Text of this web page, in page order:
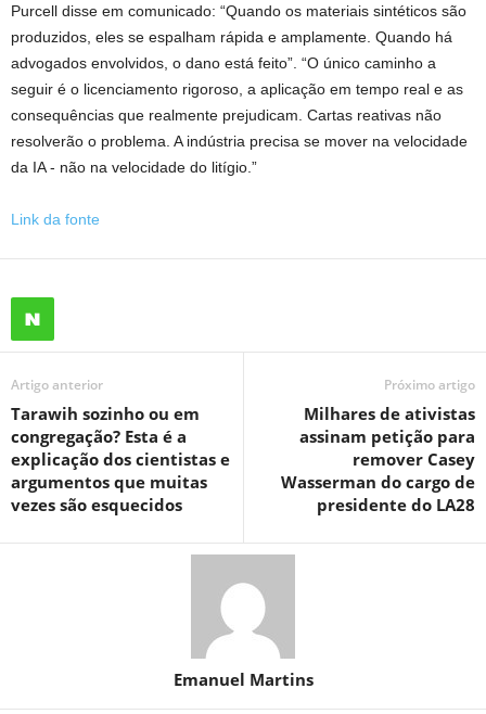
Purcell disse em comunicado: “Quando os materiais sintéticos são
produzidos, eles se espalham rápida e amplamente. Quando há
advogados envolvidos, o dano está feito”. “O único caminho a
seguir é o licenciamento rigoroso, a aplicação em tempo real e as
consequências que realmente prejudicam. Cartas reativas não
resolverão o problema. A indústria precisa se mover na velocidade
da IA ​​- não na velocidade do litígio.”
Link da fonte
Artigo anterior
Tarawih sozinho ou em
congregação? Esta é a
explicação dos cientistas e
argumentos que muitas
vezes são esquecidos
Próximo artigo
Milhares de ativistas
assinam petição para
remover Casey
Wasserman do cargo de
presidente do LA28
Emanuel Martins